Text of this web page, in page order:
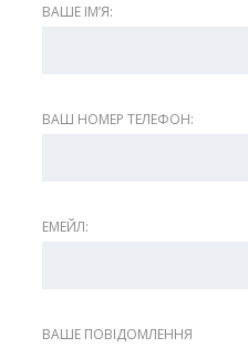
ВАШЕ ІМʼЯ:
ВАШ НОМЕР ТЕЛЕФОН:
ЕМЕЙЛ:
ВАШЕ ПОВІДОМЛЕННЯ